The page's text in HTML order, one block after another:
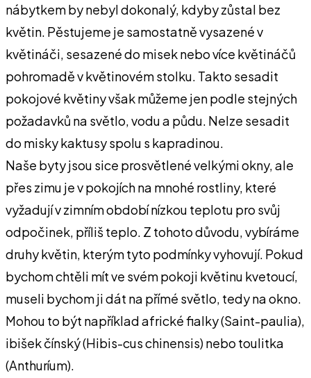
nábytkem by nebyl dokonalý, kdyby zůstal bez
květin. Pěstujeme je samostatně vysazené v
květináči, sesazené do misek nebo více květináčů
pohromadě v květinovém stolku. Takto sesadit
pokojové květiny však můžeme jen podle stejných
požadavků na světlo, vodu a půdu. Nelze sesadit
do misky kaktusy spolu s kapradinou.
Naše byty jsou sice prosvětlené velkými okny, ale
přes zimu je v pokojích na mnohé rostliny, které
vyžadují v zimním období nízkou teplotu pro svůj
odpočinek, příliš teplo. Z tohoto důvodu, vybíráme
druhy květin, kterým tyto podmínky vyhovují. Pokud
bychom chtěli mít ve svém pokoji květinu kvetoucí,
museli bychom ji dát na přímé světlo, tedy na okno.
Mohou to být například africké fialky (Saint-paulia),
ibišek čínský (Hibis-cus chinensis) nebo toulitka
(Anthuríum).